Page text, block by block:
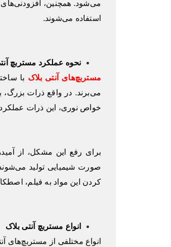
می‌شود. همچنین،
استفاده می‌شوند.
نحوه عملکرد مستربچ
مستربچ‌های آنتی بلاک با
می‌برند. در واقع ذرات بزرگ،
خواص نوری، این ذرات
برای رفع این مشکل، از
صورت شیمیایی تولید
کردن این مواد به فیلم،
انواع مستربچ آنتی بلاک
انواع مختلفی از مستربچ‌های